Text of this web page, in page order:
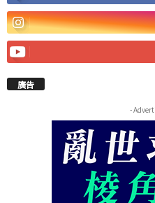
廣告
-